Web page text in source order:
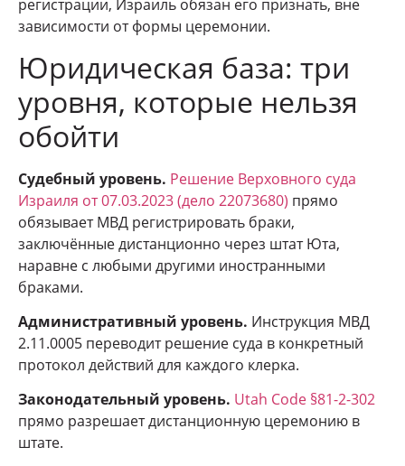
регистрации, Израиль обязан его признать, вне
зависимости от формы церемонии.
Юридическая база: три
уровня, которые нельзя
обойти
Судебный уровень. Решение Верховного суда
Израиля от 07.03.2023 (дело 22073680) прямо
обязывает МВД регистрировать браки,
заключённые дистанционно через штат Юта,
наравне с любыми другими иностранными
браками.
Административный уровень. Инструкция МВД
2.11.0005 переводит решение суда в конкретный
протокол действий для каждого клерка.
Законодательный уровень. Utah Code §81-2-302
прямо разрешает дистанционную церемонию в
штате.